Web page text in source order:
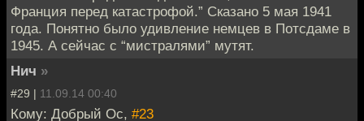
Франция перед катастрофой.” Сказано 5 мая 1941
года. Понятно было удивление немцев в Потсдаме в
1945. А сейчас с “мистралями” мутят.
Нич »
#29 | 11.09.14 00:40
Кому: Добрый Ос, #23